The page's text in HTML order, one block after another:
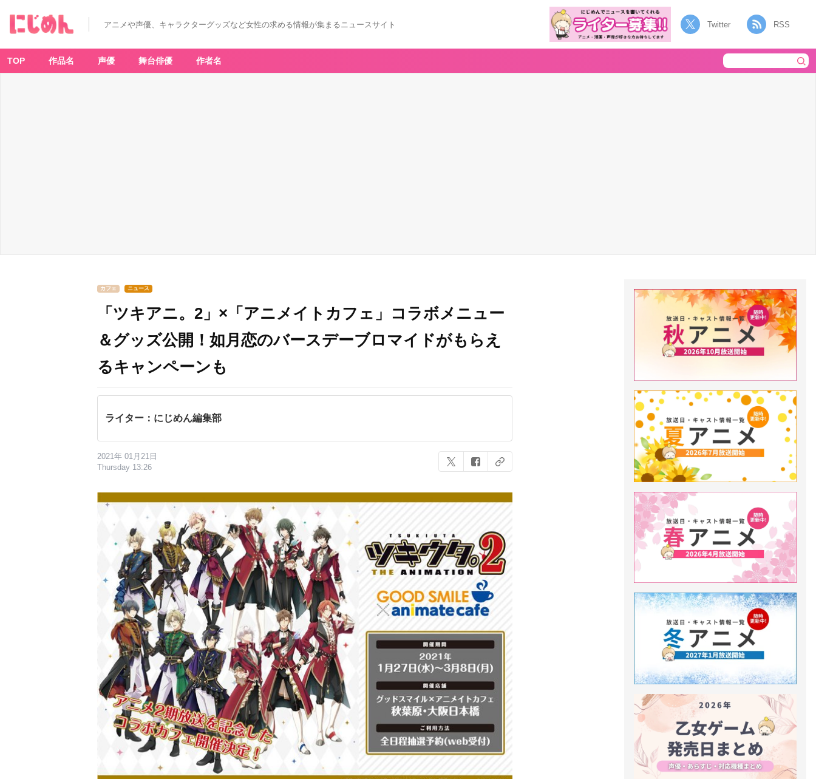
アニメや声優、キャラクターグッズなど女性の求める情報が集まるニュースサイト Twitter RSS
TOP 作品名 声優 舞台俳優 作者名
カフェ ニュース
「ツキアニ。2」×「アニメイトカフェ」コラボメニュー
＆グッズ公開！如月恋のバースデーブロマイドがもらえ
るキャンペーンも
ライター：にじめん編集部
2021年 01月21日
Thursday 13:26